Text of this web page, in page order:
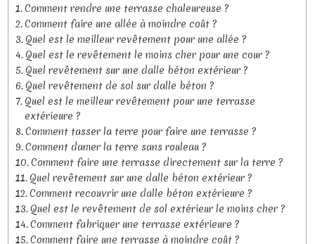
Comment rendre une terrasse chaleureuse ?
Comment faire une allée à moindre coût ?
Quel est le meilleur revêtement pour une allée ?
Quel est le revêtement le moins cher pour une cour ?
Quel revêtement sur une dalle béton extérieur ?
Quel revêtement de sol sur dalle béton ?
Quel est le meilleur revêtement pour une terrasse
extérieure ?
Comment tasser la terre pour faire une terrasse ?
Comment damer la terre sans rouleau ?
Comment faire une terrasse directement sur la terre ?
Quel revêtement sur une dalle béton extérieur ?
Comment recouvrir une dalle béton extérieure ?
Quel est le revêtement de sol extérieur le moins cher ?
Comment fabriquer une terrasse extérieure ?
Comment faire une terrasse à moindre coût ?